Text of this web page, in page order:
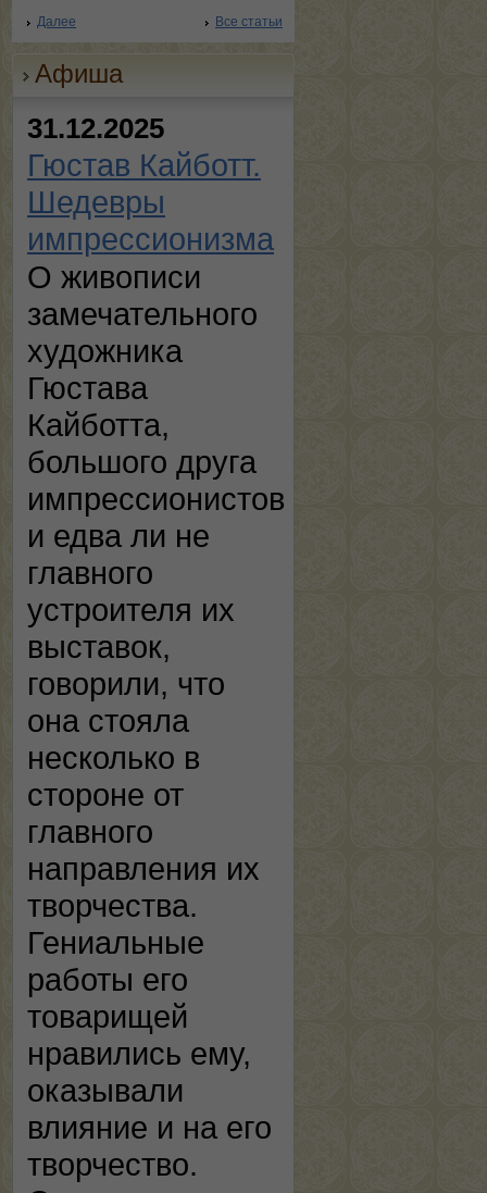
Далее Все статьи
Афиша
31.12.2025
Гюстав Кайботт.
Шедевры
импрессионизма
О живописи
замечательного
художника
Гюстава
Кайботта,
большого друга
импрессионистов
и едва ли не
главного
устроителя их
выставок,
говорили, что
она стояла
несколько в
стороне от
главного
направления их
творчества.
Гениальные
работы его
товарищей
нравились ему,
оказывали
влияние и на его
творчество.